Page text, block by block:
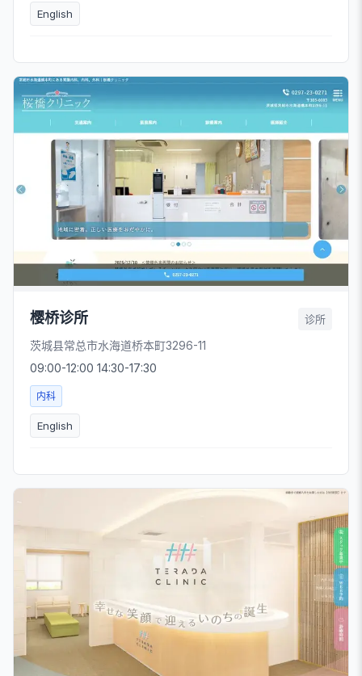
English
樱桥诊所 诊所
茨城县常总市水海道桥本町3296-11
09:00-12:00 14:30-17:30
内科
English